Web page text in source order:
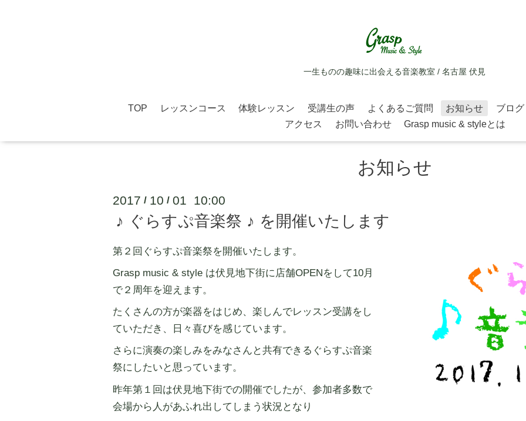
一生ものの趣味に出会える音楽教室 / 名古屋 伏見
TOP レッスンコース 体験レッスン 受講生の声 よくあるご質問 お知らせ
ブログ
アクセス
お問い合わせ Grasp music & styleとは
お知らせ
2017 / 10 / 01 10:00
♪ ぐらすぷ音楽祭 ♪ を開催いたします
第２回ぐらすぷ音楽祭を開催いたします。
Grasp music & style は伏見地下街に店舗OPENをして10月
で２周年を迎えます。
たくさんの方が楽器をはじめ、楽しんでレッスン受講をし
ていただき、日々喜びを感じています。
さらに演奏の楽しみをみなさんと共有できるぐらすぷ音楽
祭にしたいと思っています。
昨年第１回は伏見地下街での開催でしたが、参加者多数で
会場から人があふれ出してしまう状況となり